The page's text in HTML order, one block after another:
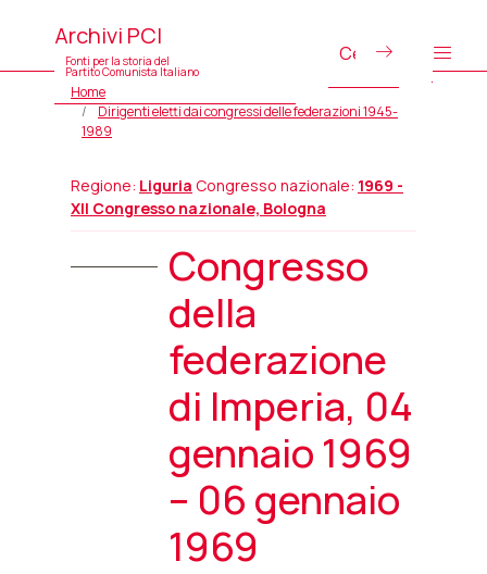
Archivi PCI
Fonti per la storia del
Partito Comunista Italiano
Home
Dirigenti eletti dai congressi delle federazioni 1945-
1989
Regione: Liguria Congresso nazionale: 1969 -
XII Congresso nazionale, Bologna
Congresso
della
federazione
di Imperia, 04
gennaio 1969
– 06 gennaio
1969